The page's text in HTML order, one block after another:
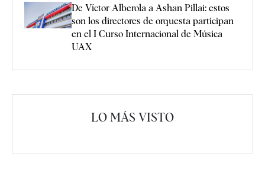
De Víctor Alberola a Ashan Pillai: estos
son los directores de orquesta participan
en el I Curso Internacional de Música
UAX
LO MÁS VISTO